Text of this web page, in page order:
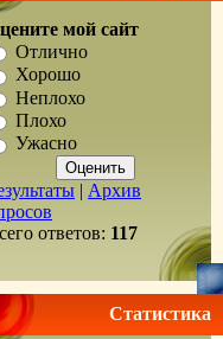
мой сайт
Отлично
Хорошо
Неплохо
Плохо
Ужасно
| Архив
ответов: 117
Статистика